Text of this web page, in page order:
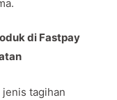
di Fastpay
jenis tagihan